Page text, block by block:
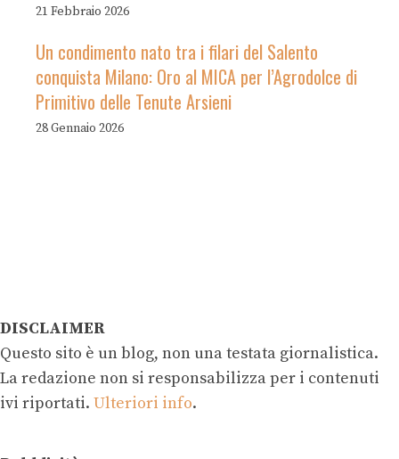
21 Febbraio 2026
Un condimento nato tra i filari del Salento
conquista Milano: Oro al MICA per l’Agrodolce di
Primitivo delle Tenute Arsieni
28 Gennaio 2026
DISCLAIMER
Questo sito è un blog, non una testata giornalistica.
La redazione non si responsabilizza per i contenuti
ivi riportati. Ulteriori info.